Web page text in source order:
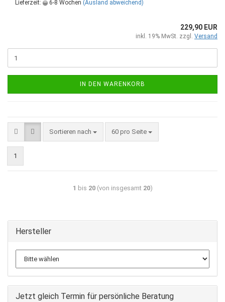
Lieferzeit: 6-8 Wochen (Ausland abweichend)
229,90 EUR
inkl. 19% MwSt. zzgl. Versand
IN DEN WARENKORB
Sortieren nach 60 pro Seite
1
1 bis 20(von insgesamt 20)
Hersteller
Jetzt gleich Termin für persönliche Beratung